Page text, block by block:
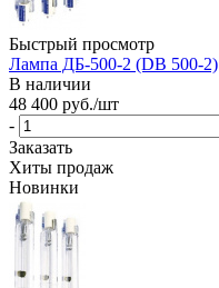
Быстрый просмотр
Лампа ДБ-500-2 (DB 500-2)
В наличии
48 400 руб./шт
-
Заказать
Хиты продаж
Новинки